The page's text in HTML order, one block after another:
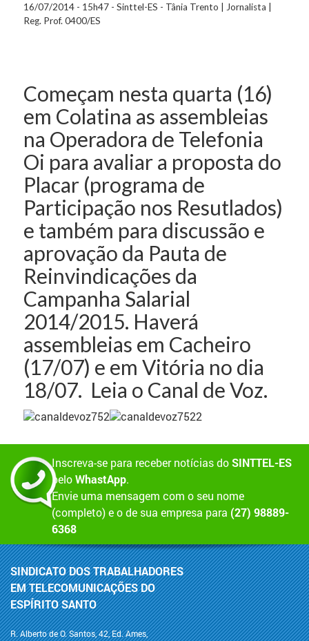
16/07/2014 - 15h47 - Sinttel-ES - Tânia Trento | Jornalista |
Reg. Prof. 0400/ES
Começam nesta quarta (16)
em Colatina as assembleias
na Operadora de Telefonia
Oi para avaliar a proposta do
Placar (programa de
Participação nos Resutlados)
e também para discussão e
aprovação da Pauta de
Reinvindicações da
Campanha Salarial
2014/2015. Haverá
assembleias em Cacheiro
(17/07) e em Vitória no dia
18/07. Leia o Canal de Voz.
Inscreva-se para receber notícias doSINTTEL-ES
peloWhastApp.
Envie uma mensagem com o seu nome
(completo) e o de sua empresa para (27) 98889-
6368
SINDICATO DOS TRABALHADORES
EM TELECOMUNICAÇÕES DO
ESPÍRITO SANTO
R. Alberto de O. Santos, 42, Ed. Ames,